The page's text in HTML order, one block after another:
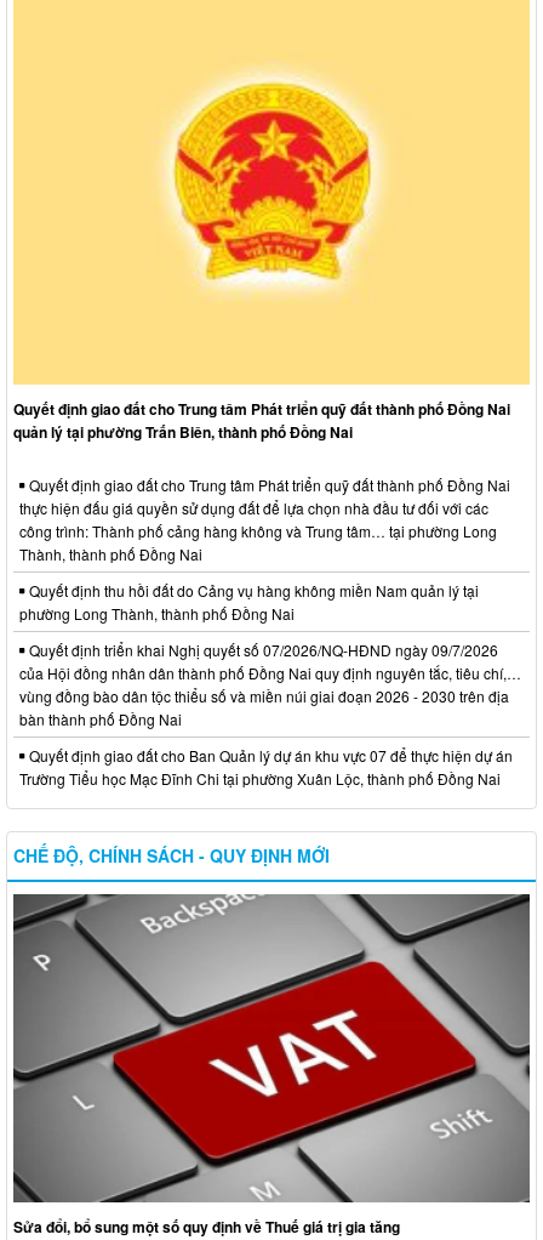
Quyết định giao đất cho Trung tâm Phát triển quỹ đất thành phố Đồng Nai
quản lý tại phường Trấn Biên, thành phố Đồng Nai
Quyết định giao đất cho Trung tâm Phát triển quỹ đất thành phố Đồng Nai
thực hiện đấu giá quyền sử dụng đất để lựa chọn nhà đầu tư đối với các
công trình: Thành phố cảng hàng không và Trung tâm… tại phường Long
Thành, thành phố Đồng Nai
Quyết định thu hồi đất do Cảng vụ hàng không miền Nam quản lý tại
phường Long Thành, thành phố Đồng Nai
Quyết định triển khai Nghị quyết số 07/2026/NQ-HĐND ngày 09/7/2026
của Hội đồng nhân dân thành phố Đồng Nai quy định nguyên tắc, tiêu chí,…
vùng đồng bào dân tộc thiểu số và miền núi giai đoạn 2026 - 2030 trên địa
bàn thành phố Đồng Nai
Quyết định giao đất cho Ban Quản lý dự án khu vực 07 để thực hiện dự án
Trường Tiểu học Mạc Đĩnh Chi tại phường Xuân Lộc, thành phố Đồng Nai
CHẾ ĐỘ, CHÍNH SÁCH - QUY ĐỊNH MỚI
Sửa đổi, bổ sung một số quy định về Thuế giá trị gia tăng